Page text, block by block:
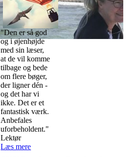
"Den er så god
og i øjenhøjde
med sin læser,
at de vil komme
tilbage og bede
om flere bøger,
der ligner dén -
og det har vi
ikke. Det er et
fantastisk værk.
Anbefales
uforbeholdent."
Lektør
Læs mere